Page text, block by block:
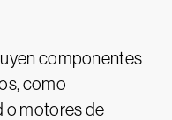
componentes
como
o motores de